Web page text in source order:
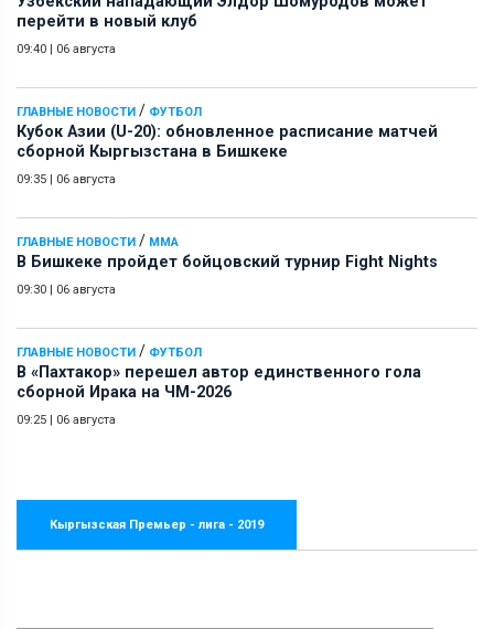
перейти в новый клуб
09:40 | 06 августа
ГЛАВНЫЕ НОВОСТИ / ФУТБОЛ
Кубок Азии (U-20): обновленное расписание матчей
сборной Кыргызстана в Бишкеке
09:35 | 06 августа
ГЛАВНЫЕ НОВОСТИ / ММА
В Бишкеке пройдет бойцовский турнир Fight Nights
09:30 | 06 августа
ГЛАВНЫЕ НОВОСТИ / ФУТБОЛ
В «Пахтакор» перешел автор единственного гола
сборной Ирака на ЧМ-2026
09:25 | 06 августа
Кыргызская Премьер - лига - 2019